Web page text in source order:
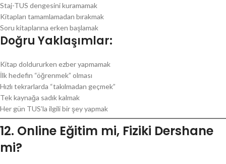
Staj-TUS dengesini kuramamak
Kitapları tamamlamadan bırakmak
Soru kitaplarına erken başlamak
Doğru Yaklaşımlar:
Kitap doldururken ezber yapmamak
İlk hedefin “öğrenmek” olması
Hızlı tekrarlarda “takılmadan geçmek”
Tek kaynağa sadık kalmak
Her gün TUS’la ilgili bir şey yapmak
12. Online Eğitim mi, Fiziki Dershane
mi?